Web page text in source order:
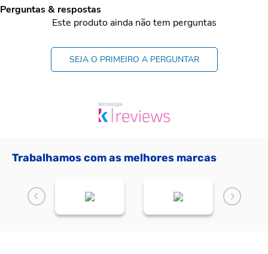
Perguntas & respostas
Este produto ainda não tem perguntas
SEJA O PRIMEIRO A PERGUNTAR
Trabalhamos com as melhores marcas